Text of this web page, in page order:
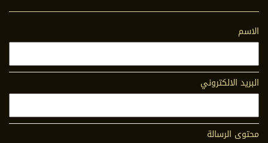
الاسم
البريد الالكتروني
محتوى الرسالة